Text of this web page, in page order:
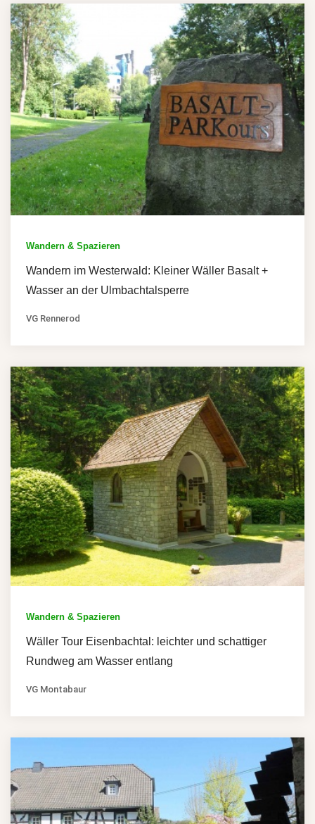
Wandern & Spazieren
Wandern im Westerwald: Kleiner Wäller Basalt +
Wasser an der Ulmbachtalsperre
VG Rennerod
Wandern & Spazieren
Wäller Tour Eisenbachtal: leichter und schattiger
Rundweg am Wasser entlang
VG Montabaur